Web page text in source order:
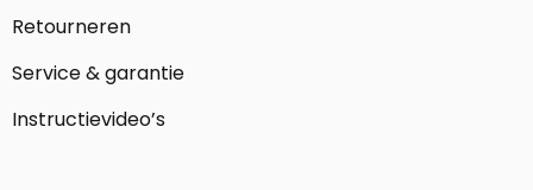
Retourneren
Service & garantie
Instructievideo’s